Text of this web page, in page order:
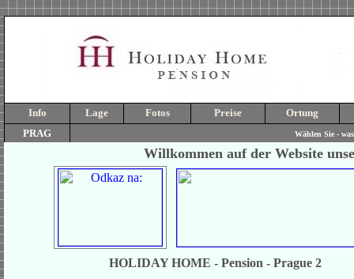
Info Lage Fotos Preise
Ortung
PRAG
Wählen Sie -
Willkommen auf der Website
HOLIDAY HOME - Pension - Prague 2